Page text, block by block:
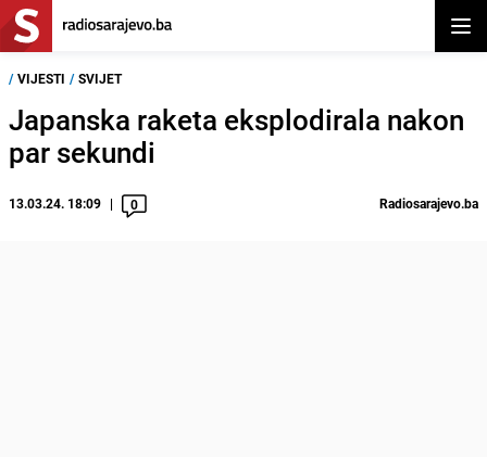
/ VIJESTI / SVIJET
Japanska raketa eksplodirala nakon
par sekundi
13.03.24. 18:09 0 Radiosarajevo.ba